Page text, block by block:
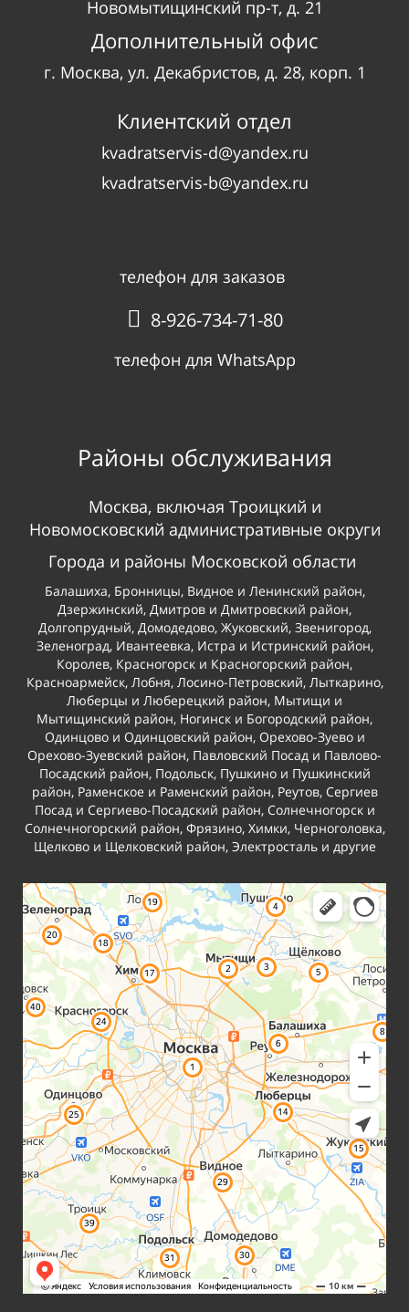
Новомытищинский пр-т, д. 21
Дополнительный офис
г. Москва, ул. Декабристов, д. 28, корп. 1
Клиентский отдел
kvadratservis-d@yandex.ru
kvadratservis-b@yandex.ru
телефон для заказов
8-926-734-71-80
телефон для WhatsApp
Районы обслуживания
Москва, включая Троицкий и
Новомосковский административные округи
Города и районы Московской области
Балашиха, Бронницы, Видное и Ленинский район,
Дзержинский, Дмитров и Дмитровский район,
Долгопрудный, Домодедово, Жуковский, Звенигород,
Зеленоград, Ивантеевка, Истра и Истринский район,
Королев, Красногорск и Красногорский район,
Красноармейск, Лобня, Лосино-Петровский, Лыткарино,
Люберцы и Люберецкий район, Мытищи и
Мытищинский район, Ногинск и Богородский район,
Одинцово и Одинцовский район, Орехово-Зуево и
Орехово-Зуевский район, Павловский Посад и Павлово-
Посадский район, Подольск, Пушкино и Пушкинский
район, Раменское и Раменский район, Реутов, Сергиев
Посад и Сергиево-Посадский район, Солнечногорск и
Солнечногорский район, Фрязино, Химки, Черноголовка,
Щелково и Щелковский район, Электросталь и другие